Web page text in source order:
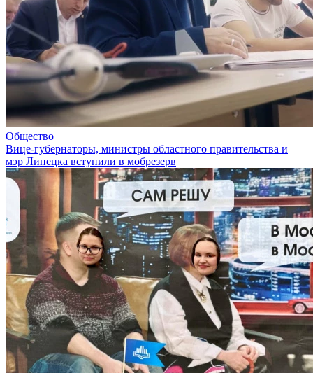
Общество
Вице-губернаторы, министры областного правительства и
мэр Липецка вступили в мобрезерв